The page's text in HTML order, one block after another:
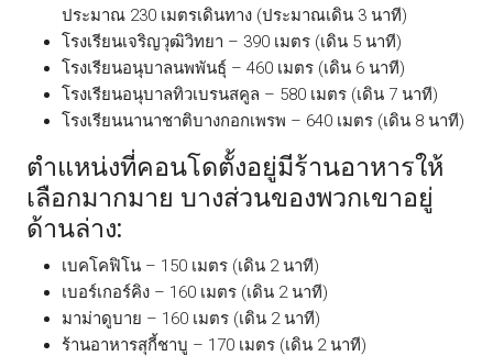
ประมาณ 230 เมตรเดินทาง (ประมาณเดิน 3 นาที)
โรงเรียนเจริญวุฒิวิทยา – 390 เมตร (เดิน 5 นาที)
โรงเรียนอนุบาลนพพันธุ์ – 460 เมตร (เดิน 6 นาที)
โรงเรียนอนุบาลทิวเบรนสคูล – 580 เมตร (เดิน 7 นาที)
โรงเรียนนานาชาติบางกอกเพรพ – 640 เมตร (เดิน 8 นาที)
ตำแหน่งที่คอนโดตั้งอยู่มีร้านอาหารให้
เลือกมากมาย บางส่วนของพวกเขาอยู่
ด้านล่าง:
เบคโคฟิโน – 150 เมตร (เดิน 2 นาที)
เบอร์เกอร์คิง – 160 เมตร (เดิน 2 นาที)
มาม่าดูบาย – 160 เมตร (เดิน 2 นาที)
ร้านอาหารสุกี้ชาบู – 170 เมตร (เดิน 2 นาที)